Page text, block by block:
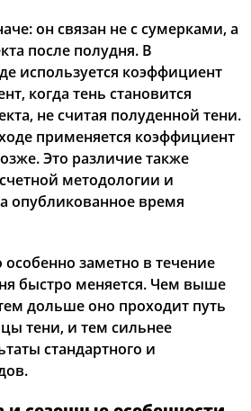
он связан не с сумерками, а
после полудня. В
используется коэффициент
когда тень становится
не считая полуденной тени.
применяется коэффициент
Это различие также
методологии и
опубликованное время
заметно в течение
быстро меняется. Чем выше
дольше оно проходит путь
тени, и тем сильнее
стандартного и